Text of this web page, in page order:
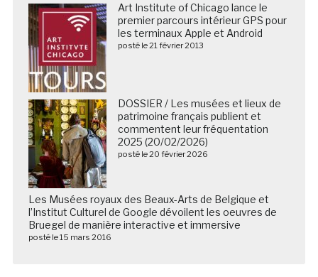
Art Institute of Chicago lance le
premier parcours intérieur GPS pour
les terminaux Apple et Android
posté le 21 février 2013
DOSSIER / Les musées et lieux de
patrimoine français publient et
commentent leur fréquentation
2025 (20/02/2026)
posté le 20 février 2026
Les Musées royaux des Beaux-Arts de Belgique et
l’Institut Culturel de Google dévoilent les oeuvres de
Bruegel de manière interactive et immersive
posté le 15 mars 2016